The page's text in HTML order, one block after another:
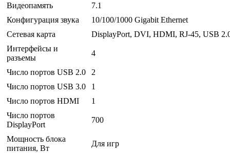
Видеопамять
7.1
Конфигурация звука
10/100/1000 Gigabit Ethernet
Сетевая карта
DisplayPort, DVI, HDMI, RJ-45, USB
Интерфейсы и
разъемы
4
Число портов USB 2.0
2
Число портов USB 3.0
1
Число портов HDMI
1
Число портов
DisplayPort
700
Мощность блока
питания, Вт
Для игр